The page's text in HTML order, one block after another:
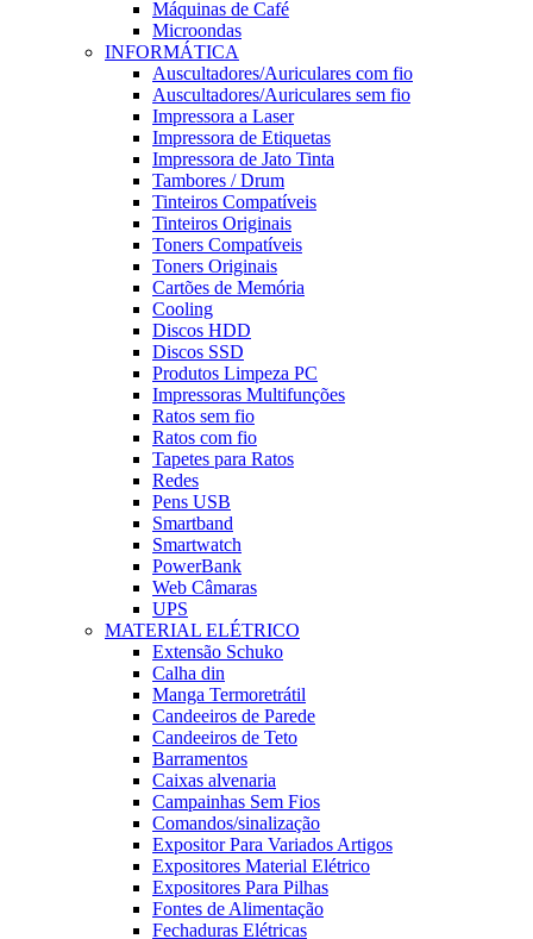
Máquinas de Café
Microondas
INFORMÁTICA
Auscultadores/Auriculares com fio
Auscultadores/Auriculares sem fio
Impressora a Laser
Impressora de Etiquetas
Impressora de Jato Tinta
Tambores / Drum
Tinteiros Compatíveis
Tinteiros Originais
Toners Compatíveis
Toners Originais
Cartões de Memória
Cooling
Discos HDD
Discos SSD
Produtos Limpeza PC
Impressoras Multifunções
Ratos sem fio
Ratos com fio
Tapetes para Ratos
Redes
Pens USB
Smartband
Smartwatch
PowerBank
Web Câmaras
UPS
MATERIAL ELÉTRICO
Extensão Schuko
Calha din
Manga Termoretrátil
Candeeiros de Parede
Candeeiros de Teto
Barramentos
Caixas alvenaria
Campainhas Sem Fios
Comandos/sinalização
Expositor Para Variados Artigos
Expositores Material Elétrico
Expositores Para Pilhas
Fontes de Alimentação
Fechaduras Elétricas